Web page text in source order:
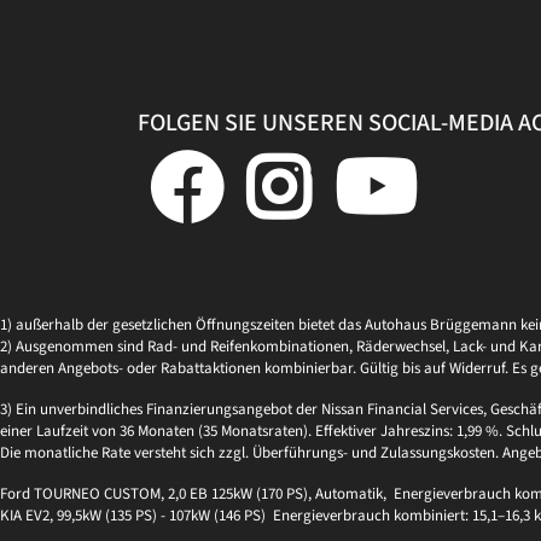
FOLGEN SIE UNSEREN SOCIAL-MEDIA
1) außerhalb der gesetzlichen Öffnungszeiten bietet das Autohaus Brüggemann
2) Ausgenommen sind Rad- und Reifenkombinationen, Räderwechsel, Lack-
anderen Angebots- oder Rabattaktionen kombinierbar. Gültig bis auf Widerruf. Es
3) Ein unverbindliches Finanzierungsangebot der Nissan Financial Services,
einer Laufzeit von 36 Monaten (35 Monatsraten). Effektiver Jahreszins: 1,99 %.
Die monatliche Rate versteht sich zzgl. Überführungs- und Zulassungskosten.
Ford TOURNEO CUSTOM, 2,0 EB 125kW (170 PS), Automatik, Energieverbrauch
KIA EV2, 99,5kW (135 PS) - 107kW (146 PS) Energieverbrauch kombiniert: